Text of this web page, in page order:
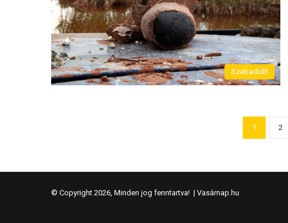
Szabadidő
1 2
© Copyright 2026, Minden jog fenntartva! | Vasárnap.hu